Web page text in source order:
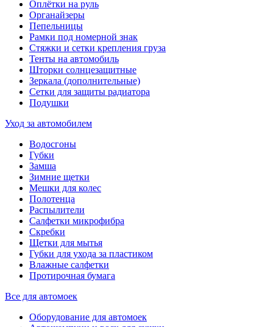
Оплётки на руль
Органайзеры
Пепельницы
Рамки под номерной знак
Стяжки и сетки крепления груза
Тенты на автомобиль
Шторки солнцезащитные
Зеркала (дополнительные)
Сетки для защиты радиатора
Подушки
Уход за автомобилем
Водосгоны
Губки
Замша
Зимние щетки
Мешки для колес
Полотенца
Распылители
Салфетки микрофибра
Скребки
Щетки для мытья
Губки для ухода за пластиком
Влажные салфетки
Протирочная бумага
Все для автомоек
Оборудование для автомоек